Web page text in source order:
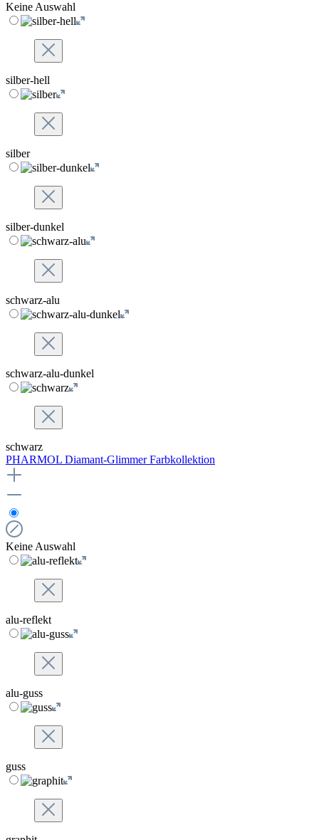
Keine Auswahl
silber-hell
silber
silber-dunkel
schwarz-alu
schwarz-alu-dunkel
schwarz
PHARMOL Diamant-Glimmer Farbkollektion
Keine Auswahl
alu-reflekt
alu-guss
guss